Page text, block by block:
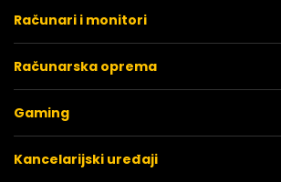
Računari i monitori
Računarska oprema
Gaming
Kancelarijski uređaji